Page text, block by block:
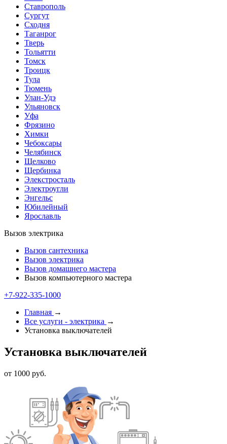
Ставрополь
Сургут
Сходня
Таганрог
Тверь
Тольятти
Томск
Троицк
Тула
Тюмень
Улан-Удэ
Ульяновск
Уфа
Фрязино
Химки
Чебоксары
Челябинск
Щелково
Щербинка
Элекстросталь
Электроугли
Энгельс
Юбилейный
Ярославль
Вызов электрика
Вызов сантехника
Вызов электрика
Вызов домашнего мастера
Вызов компьютерного мастера
+7-922-335-1000
Главная →
Все услуги - электрика →
Установка выключателей
Установка выключателей
от 1000 руб.